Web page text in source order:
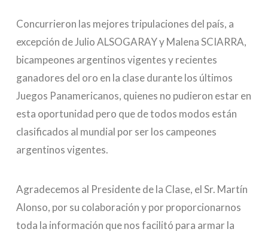
Concurrieron las mejores tripulaciones del país, a
excepción de Julio ALSOGARAY y Malena SCIARRA,
bicampeones argentinos vigentes y recientes
ganadores del oro en la clase durante los últimos
Juegos Panamericanos, quienes no pudieron estar en
esta oportunidad pero que de todos modos están
clasificados al mundial por ser los campeones
argentinos vigentes.
Agradecemos al Presidente de la Clase, el Sr. Martín
Alonso, por su colaboración y por proporcionarnos
toda la información que nos facilitó para armar la